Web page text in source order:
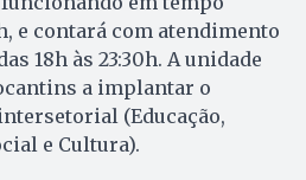
e contará com atendimento
18h às 23:30h. A unidade
a implantar o
(Educação,
e Cultura).